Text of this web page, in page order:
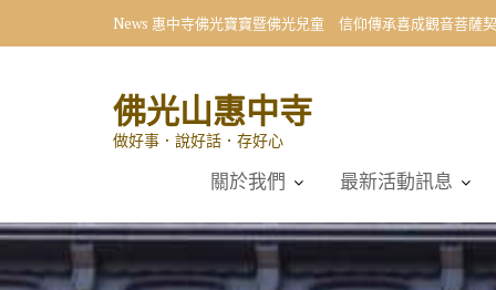
News 惠中寺佛光寶寶暨佛光兒童 信仰傳承喜成觀音菩薩
佛光山惠中寺
做好事．說好話．存好心
關於我們 最新活動訊息